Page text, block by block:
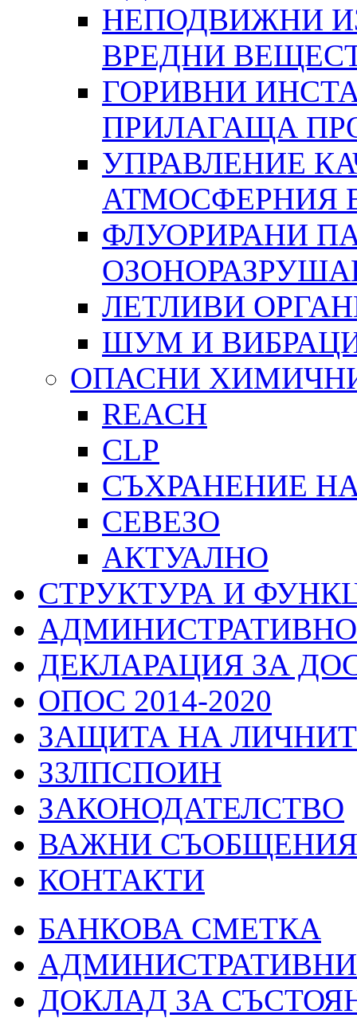
НЕПОДВИЖНИ
ВРЕДНИ
ГОРИВНИ
ПРИЛАГАЩА
УПРАВЛЕНИЕ
АТМОСФЕРНИЯ
ФЛУОРИРАНИ
ЛЕТЛИВИ
ШУМ И
ОПАСНИ
REACH
CLP
СЪХРАНЕНИЕ
СЕВЕЗО
АКТУАЛНО
СТРУКТУРА И
ДЕКЛАРАЦИЯ ЗА
ОПОС 2014-2020
ЗАЩИТА НА
ЗЗЛПСПОИН
ЗАКОНОДАТЕЛСТВО
ВАЖНИ СЪОБЩЕНИЯ
КОНТАКТИ
БАНКОВА СМЕТКА
ДОКЛАД ЗА